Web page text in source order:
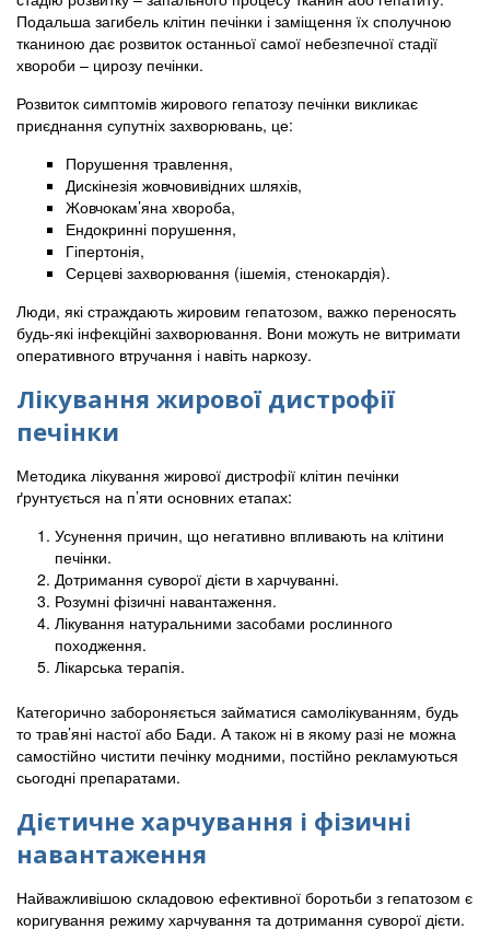
Подальша загибель клітин печінки і заміщення їх сполучною
тканиною дає розвиток останньої самої небезпечної стадії
хвороби – цирозу печінки.
Розвиток симптомів жирового гепатозу печінки викликає
приєднання супутніх захворювань, це:
Порушення травлення,
Дискінезія жовчовивідних шляхів,
Жовчокам’яна хвороба,
Ендокринні порушення,
Гіпертонія,
Серцеві захворювання (ішемія, стенокардія).
Люди, які страждають жировим гепатозом, важко переносять
будь-які інфекційні захворювання. Вони можуть не витримати
оперативного втручання і навіть наркозу.
Лікування жирової дистрофії
печінки
Методика лікування жирової дистрофії клітин печінки
ґрунтується на п’яти основних етапах:
Усунення причин, що негативно впливають на клітини
печінки.
Дотримання суворої дієти в харчуванні.
Розумні фізичні навантаження.
Лікування натуральними засобами рослинного
походження.
Лікарська терапія.
Категорично забороняється займатися самолікуванням, будь
то трав’яні настої або Бади. А також ні в якому разі не можна
самостійно чистити печінку модними, постійно рекламуються
сьогодні препаратами.
Дієтичне харчування і фізичні
навантаження
Найважливішою складовою ефективної боротьби з гепатозом є
коригування режиму харчування та дотримання суворої дієти.